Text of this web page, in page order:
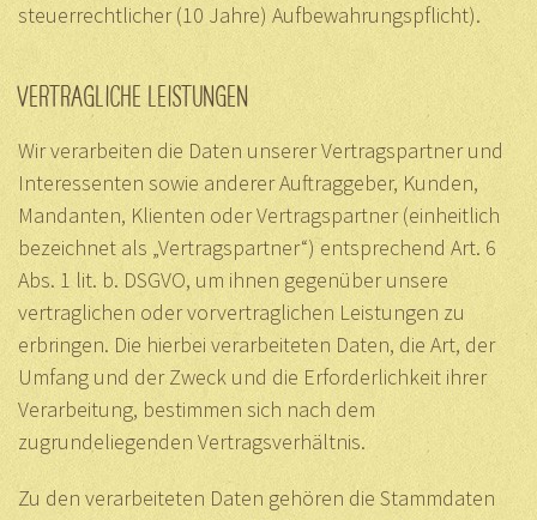
steuerrechtlicher (10 Jahre) Aufbewahrungspflicht).
VERTRAGLICHE LEISTUNGEN
Wir verarbeiten die Daten unserer Vertragspartner und
Interessenten sowie anderer Auftraggeber, Kunden,
Mandanten, Klienten oder Vertragspartner (einheitlich
bezeichnet als „Vertragspartner“) entsprechend Art. 6
Abs. 1 lit. b. DSGVO, um ihnen gegenüber unsere
vertraglichen oder vorvertraglichen Leistungen zu
erbringen. Die hierbei verarbeiteten Daten, die Art, der
Umfang und der Zweck und die Erforderlichkeit ihrer
Verarbeitung, bestimmen sich nach dem
zugrundeliegenden Vertragsverhältnis.
Zu den verarbeiteten Daten gehören die Stammdaten